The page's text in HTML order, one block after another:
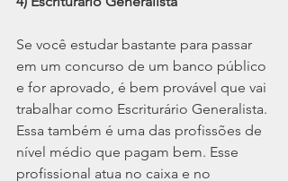
Se você estudar bastante para passar
em um concurso de um banco público
e for aprovado, é bem provável que vai
trabalhar como Escriturário Generalista.
Essa também é uma das profissões de
nível médio que pagam bem. Esse
profissional atua no caixa e no